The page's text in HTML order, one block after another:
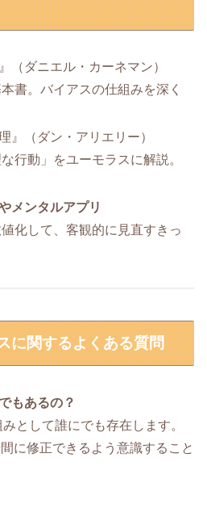
（ダニエル・カーネマン）
書。バイアスの仕組みを深く
』（ダン・アリエリー）
行動」をユーモラスに解説。
メンタルアプリ
化して、客観的に見直すきっ
に関するよくある質問
もあるの？
として誰にでも存在します。
に修正できるよう意識すること